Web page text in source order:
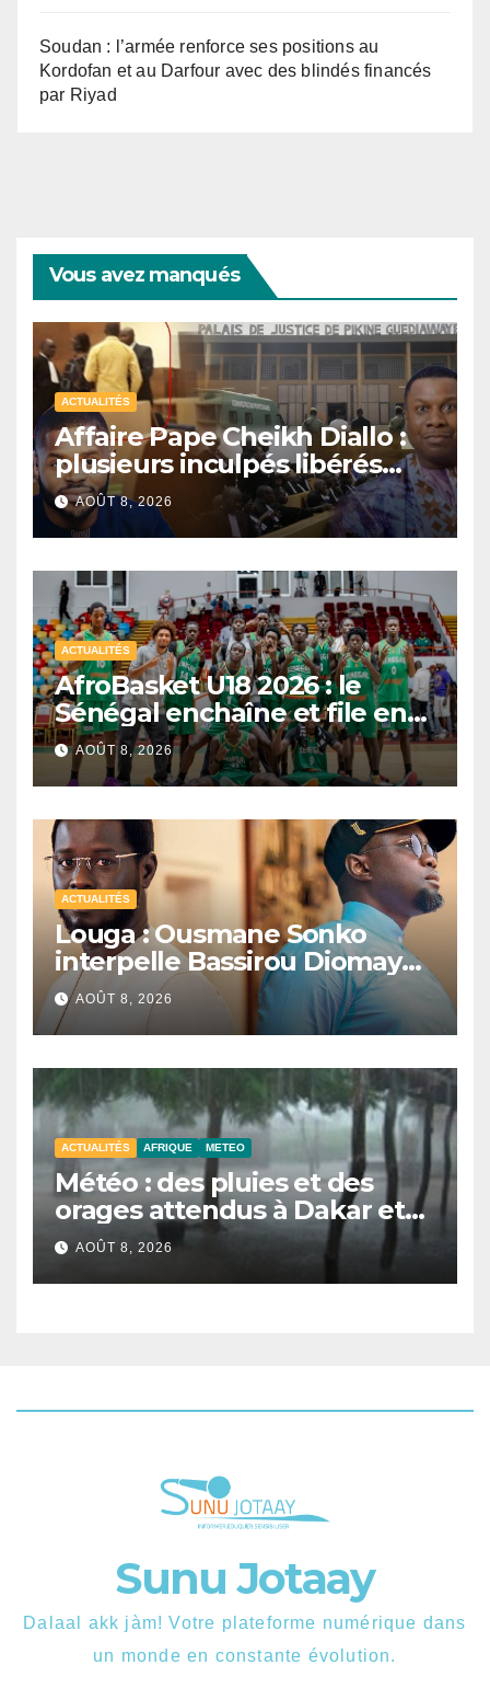
Soudan : l’armée renforce ses positions au
Kordofan et au Darfour avec des blindés financés
par Riyad
Vous avez manqués
ACTUALITÉS
Affaire Pape Cheikh Diallo :
plusieurs inculpés libérés
après un non-lieu partiel
AOÛT 8, 2026
ACTUALITÉS
AfroBasket U18 2026 : le
Sénégal enchaîne et file en
quarts de finale
AOÛT 8, 2026
ACTUALITÉS
Louga : Ousmane Sonko
interpelle Bassirou Diomaye
Faye sur la date des élections
locales
AOÛT 8, 2026
ACTUALITÉS AFRIQUE METEO
Météo : des pluies et des
orages attendus à Dakar et
dans plusieurs localités ce
samedi
AOÛT 8, 2026
Sunu Jotaay
Dalaal akk jàm! Votre plateforme numérique dans
un monde en constante évolution.